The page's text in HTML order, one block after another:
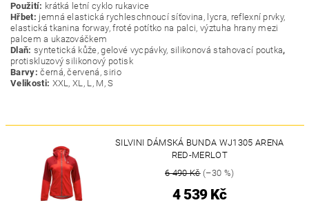
Použití: krátká letní cyklo rukavice
Hřbet: jemná elastická rychleschnoucí síťovina, lycra, reflexní prvky,
elastická tkanina forway, froté potítko na palci, výztuha hrany mezi
palcem a ukazováčkem
Dlaň: syntetická kůže, gelové vycpávky, silikonová stahovací poutka,
protiskluzový silikonový potisk
Barvy: černá, červená, sirio
Velikosti: XXL, XL, L, M, S
SILVINI DÁMSKÁ BUNDA WJ1305 ARENA
RED-MERLOT
6 490 Kč(–30 %)
4 539 Kč